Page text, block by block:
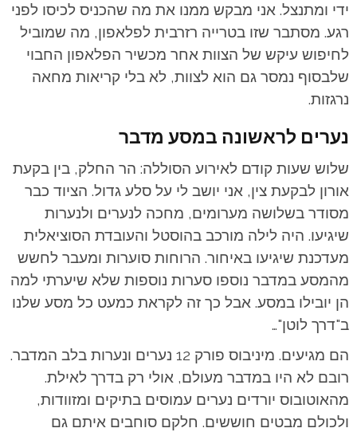
ידי ומתנצל. אני מבקש ממנו את מה שהכניס לכיסו לפני
רגע. מסתבר שזו בטרייה רזרבית לפלאפון, מה שמוביל
לחיפוש עיקש של הצוות אחר מכשיר הפלאפון החבוי
שלבסוף נמסר גם הוא לצוות, לא בלי קריאות מחאה
נרגזות.
נערים לראשונה במסע מדבר
שלוש שעות קודם לאירוע הסוללה: הר החלק, בין בקעת
אורון לבקעת צין, אני יושב לי על סלע גדול. הציוד כבר
מסודר בשלושה מערומים, מחכה לנערים ולנערות
שיגיעו. היה לילה מורכב בהוסטל והעובדת הסוציאלית
מעדכנת שיגיעו באיחור. הרוחות סוערות ומעבר לחשש
מהמסע במדבר נוספו סערות נוספות שלא שיערתי למה
הן יובילו במסע. אבל כך זה לקראת כמעט כל מסע שלנו
ב"דרך לוטן"…
הם מגיעים. מיניבוס פורק 12 נערים ונערות בלב המדבר.
רובם לא היו במדבר מעולם, אולי רק בדרך לאילת.
מהאוטובוס יורדים נערים עמוסים בתיקים ומזוודות,
ולכולם מבטים חוששים. חלקם סוחבים איתם גם